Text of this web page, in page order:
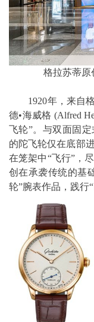
格拉苏蒂原
1920年，来自格
德•海威格 (Alfred
飞轮”。与双面固
的陀飞轮仅在底部
在笼架中“飞行”，
创在承袭传统的基
轮”腕表作品，践行